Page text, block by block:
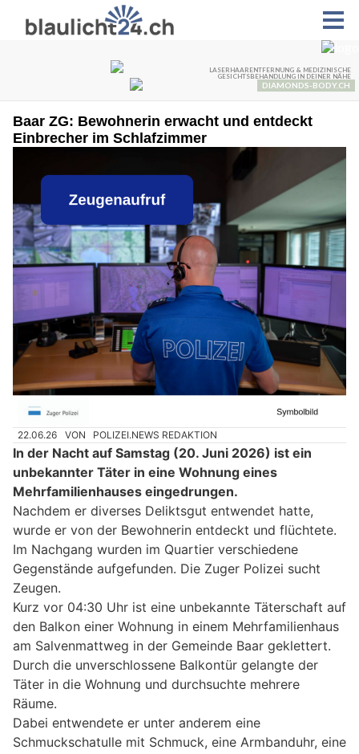
Baar ZG: Bewohnerin erwacht und entdeckt
Einbrecher im Schlafzimmer
22.06.26 VON POLIZEI.NEWS REDAKTION
In der Nacht auf Samstag (20. Juni 2026) ist ein
unbekannter Täter in eine Wohnung eines
Mehrfamilienhauses eingedrungen.
Nachdem er diverses Deliktsgut entwendet hatte,
wurde er von der Bewohnerin entdeckt und flüchtete.
Im Nachgang wurden im Quartier verschiedene
Gegenstände aufgefunden. Die Zuger Polizei sucht
Zeugen.
Kurz vor 04:30 Uhr ist eine unbekannte Täterschaft auf
den Balkon einer Wohnung in einem Mehrfamilienhaus
am Salvenmattweg in der Gemeinde Baar geklettert.
Durch die unverschlossene Balkontür gelangte der
Täter in die Wohnung und durchsuchte mehrere
Räume.
Dabei entwendete er unter anderem eine
Schmuckschatulle mit Schmuck, eine Armbanduhr, eine